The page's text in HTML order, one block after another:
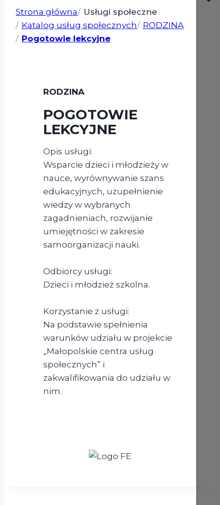
Strona główna
Usługi społeczne
Katalog usług społecznych
RODZINA
Pogotowie lekcyjne
RODZINA
POGOTOWIE
LEKCYJNE
Opis usługi:
Wsparcie dzieci i młodzieży w
nauce, wyrównywanie szans
edukacyjnych, uzupełnienie
wiedzy w wybranych
zagadnieniach, rozwijanie
umiejętności w zakresie
samoorganizacji nauki.
Odbiorcy usługi:
Dzieci i młodzież szkolna.
Korzystanie z usługi:
Na podstawie spełnienia
warunków udziału w projekcie
„Małopolskie centra usług
społecznych” i
zakwalifikowania do udziału w
nim.